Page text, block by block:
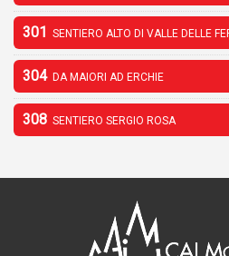
301 SENTIERO ALTO DI VALLE DELLE
304 DA MAIORI AD ERCHIE
308 SENTIERO SERGIO ROSA